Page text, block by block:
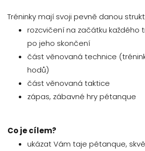
Tréninky mají svoji pevně danou
rozcvičení na začátku každého
po jeho skončení
část věnovaná technice
hodů)
část věnovaná taktice
zápas, zábavné hry pétanque
Co je cílem?
ukázat Vám taje pétanque,